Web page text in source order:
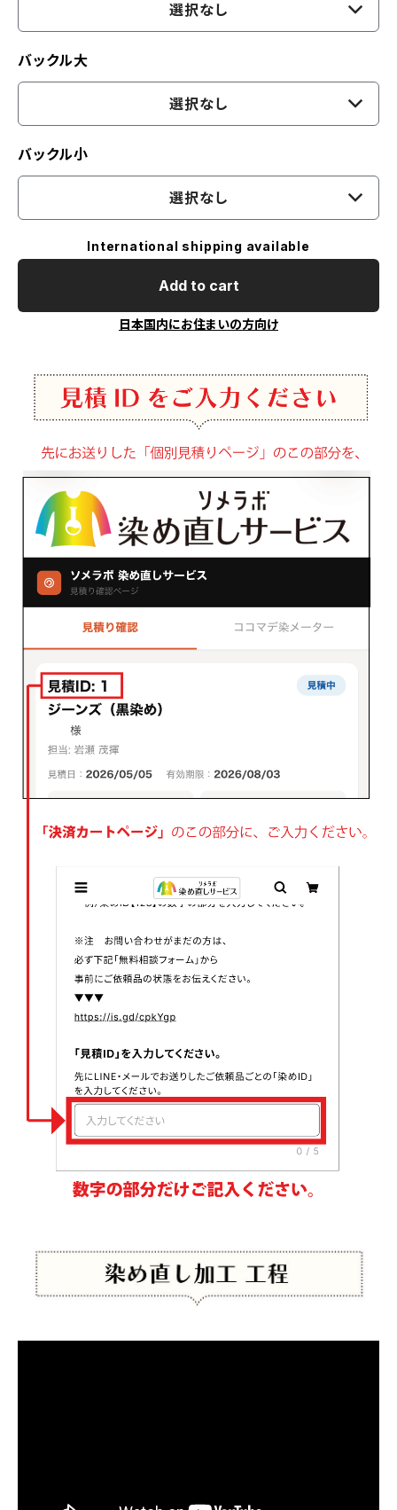
選択なし
バックル大
選択なし
バックル小
選択なし
International shipping available
Add to cart
日本国内にお住まいの方向け